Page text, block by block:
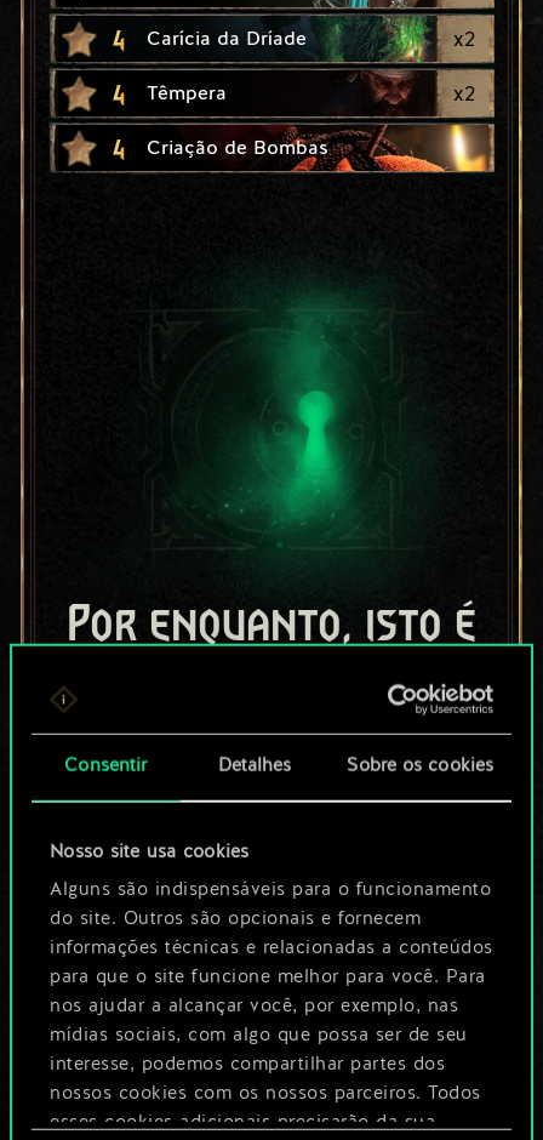
Consentir Detalhes Sobre os cookies
Nosso site usa cookies
Alguns são indispensáveis para o funcionamento
do site. Outros são opcionais e fornecem
informações técnicas e relacionadas a conteúdos
para que o site funcione melhor para você. Para
nos ajudar a alcançar você, por exemplo, nas
mídias sociais, com algo que possa ser de seu
interesse, podemos compartilhar partes dos
nossos cookies com os nossos parceiros. Todos
esses cookies adicionais precisarão da sua
4 Carícia da Dríade x2
4 Têmpera x2
4 Criação de Bombas
Por enquanto, isto é
apenas um conjunto
de cartas
compartilhado.
No entanto, dá para
ser muito mais!
Dê um nome para este baralho e crie
um guia
Editar baralho